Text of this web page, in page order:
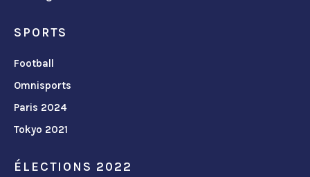
SPORTS
Football
Omnisports
Paris 2024
Tokyo 2021
ÉLECTIONS 2022